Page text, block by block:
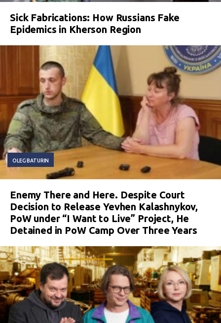
Sick Fabrications: How Russians Fake
Epidemics in Kherson Region
OLEG BATURIN
Enemy There and Here. Despite Court
Decision to Release Yevhen Kalashnykov,
PoW under “I Want to Live” Project, He
Detained in PoW Camp Over Three Years